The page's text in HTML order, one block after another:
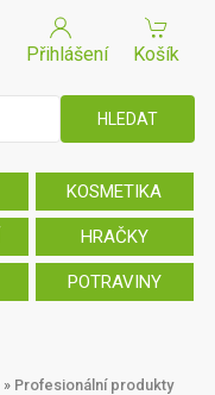
Přihlášení Košík
KOSMETIKA
HRAČKY
POTRAVINY
» Profesionální produkty